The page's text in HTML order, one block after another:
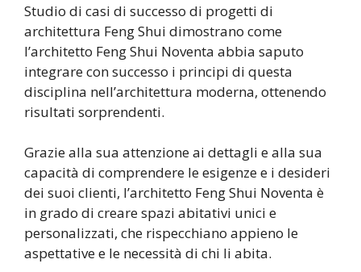
Studio di casi di successo di progetti di
architettura Feng Shui dimostrano come
l’architetto Feng Shui Noventa abbia saputo
integrare con successo i principi di questa
disciplina nell’architettura moderna, ottenendo
risultati sorprendenti.
Grazie alla sua attenzione ai dettagli e alla sua
capacità di comprendere le esigenze e i desideri
dei suoi clienti, l’architetto Feng Shui Noventa è
in grado di creare spazi abitativi unici e
personalizzati, che rispecchiano appieno le
aspettative e le necessità di chi li abita.